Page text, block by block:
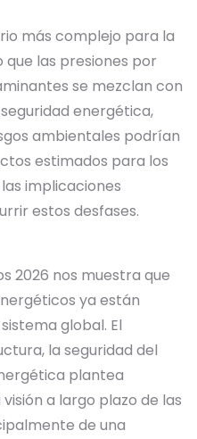
más complejo para la
las presiones por
se mezclan con
energética,
ambientales podrían
estimados para los
implicaciones
estos desfases.
2026 nos muestra que
ya están
global. El
la seguridad del
plantea
a largo plazo de las
de una